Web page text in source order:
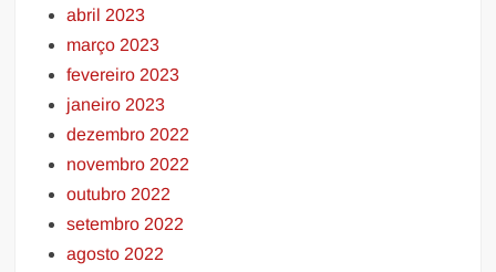
abril 2023
março 2023
fevereiro 2023
janeiro 2023
dezembro 2022
novembro 2022
outubro 2022
setembro 2022
agosto 2022